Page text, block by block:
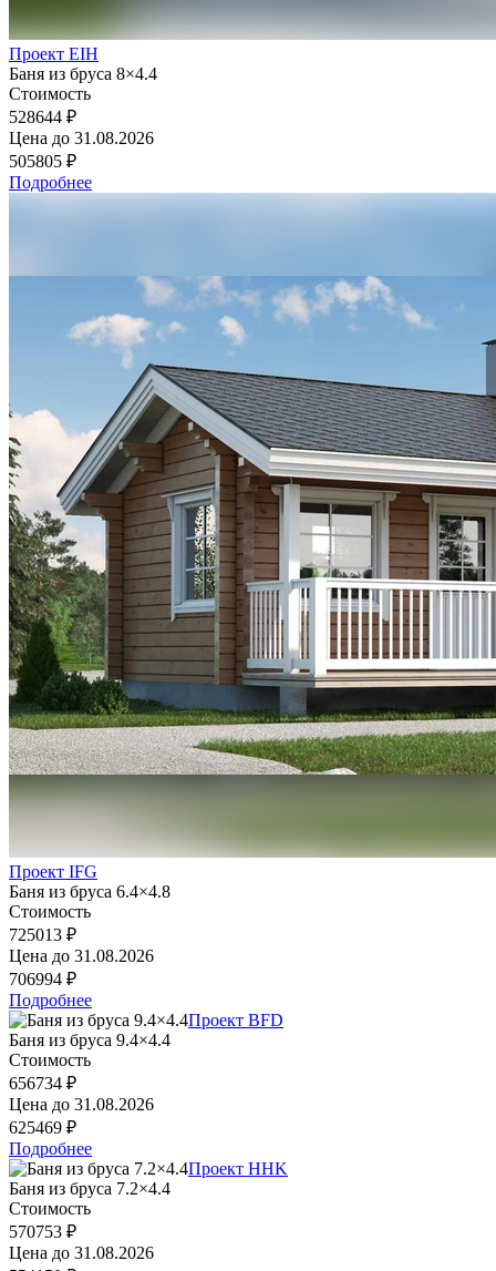
Проект EIH
Баня из бруса 8×4.4
Стоимость
528644 ₽
Цена до 31.08.2026
505805 ₽
Подробнее
Проект IFG
Баня из бруса 6.4×4.8
Стоимость
725013 ₽
Цена до 31.08.2026
706994 ₽
Подробнее
Проект BFD
Баня из бруса 9.4×4.4
Стоимость
656734 ₽
Цена до 31.08.2026
625469 ₽
Подробнее
Проект HHK
Баня из бруса 7.2×4.4
Стоимость
570753 ₽
Цена до 31.08.2026